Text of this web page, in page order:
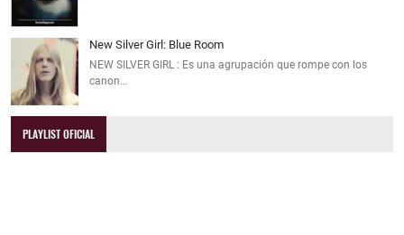
New Silver Girl: Blue Room
NEW SILVER GIRL : Es una agrupación que rompe con los
canon…
PLAYLIST OFICIAL